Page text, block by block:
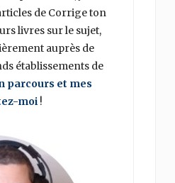
de Corrige ton
livres sur le sujet,
auprès de
établissements de
parcours et mes
moi!